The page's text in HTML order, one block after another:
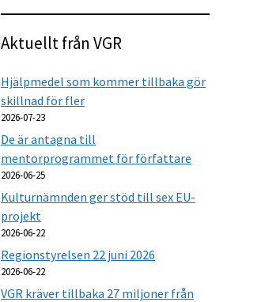
Aktuellt från VGR
Hjälpmedel som kommer tillbaka gör
skillnad för fler
2026-07-23
De är antagna till
mentorprogrammet för författare
2026-06-25
Kulturnämnden ger stöd till sex EU-
projekt
2026-06-22
Regionstyrelsen 22 juni 2026
2026-06-22
VGR kräver tillbaka 27 miljoner från